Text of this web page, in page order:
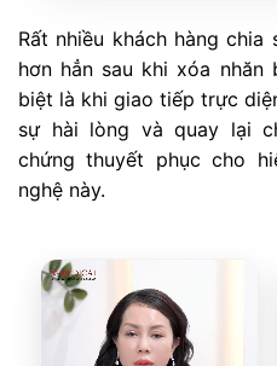
Rất nhiều khách hàng
hơn hẳn sau khi xóa nhăn
biệt là khi giao tiếp trực
sự hài lòng và quay lại
chứng thuyết phục cho
nghệ này.